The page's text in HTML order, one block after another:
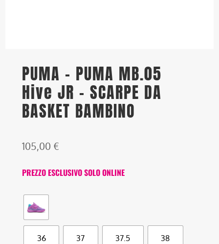
PUMA – PUMA MB.05
Hive JR – SCARPE DA
BASKET BAMBINO
105,00 €
PREZZO ESCLUSIVO SOLO ONLINE
36 37 37.5 38